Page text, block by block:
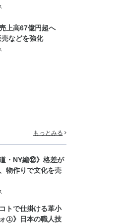
上高67億円超へ
などを強化
もっとみる
道・NY編⑫》格差が
物作りで文化を売
トで仕掛ける革小
㊤》日本の職人技